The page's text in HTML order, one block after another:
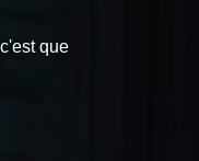
que